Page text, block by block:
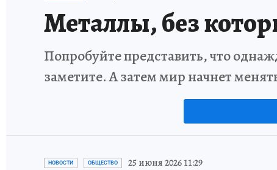
Металлы, без
Попробуйте представить, что
заметите. А затем мир начнет
НОВОСТИ ОБЩЕСТВО 25 июня 2026 11:29